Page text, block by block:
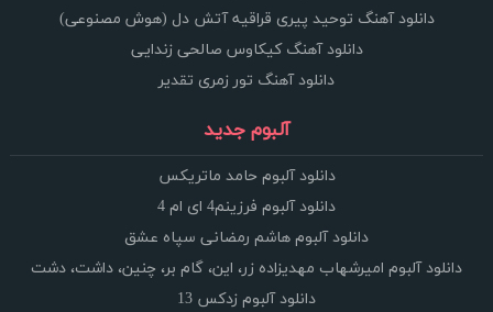
دانلود آهنگ توحید پیری قراقیه آتش دل (هوش مصنوعی)
دانلود آهنگ کیکاوس صالحی زندایی
دانلود آهنگ تور زمری تقدیر
آلبوم جدید
دانلود آلبوم حامد ماتریکس
دانلود آلبوم فرزینم4 ای ام 4
دانلود آلبوم هاشم رمضانی سپاه عشق
دانلود آلبوم امیرشهاب مهدیزاده زر، این، گام بر، چنین، داشت، دشت
دانلود آلبوم زدکس 13